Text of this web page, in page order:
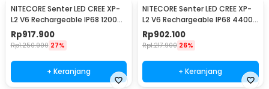
NITECORE Senter LED CREE XP-
L2 V6 Rechargeable IP68 1200
Lumens - MH12 V2
Rp917.900
Rp1.250.900 27%
+ Keranjang
NITECORE Senter LED CREE XP-
L2 V6 Rechargeable IP68 4400
Lumens - E4K
Rp902.100
Rp1.217.900 26%
+ Keranjang